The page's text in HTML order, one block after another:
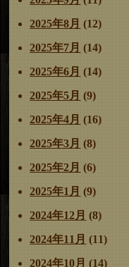
2025年8月 (12)
2025年7月 (14)
2025年6月 (14)
2025年5月 (9)
2025年4月 (16)
2025年3月 (8)
2025年2月 (6)
2025年1月 (9)
2024年12月 (8)
2024年11月 (11)
2024年10月 (14)